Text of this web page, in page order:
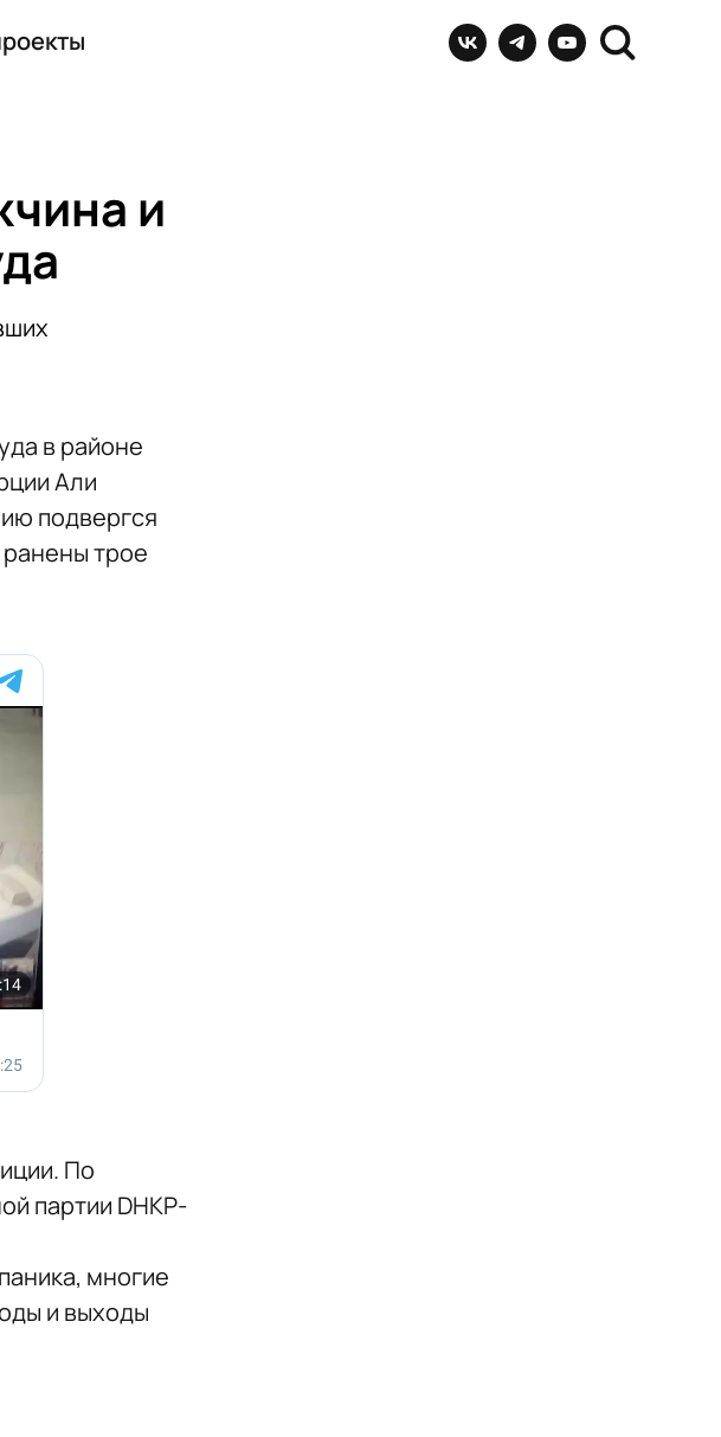
и
в районе
Али
подвергся
ранены трое
По
партии DHKP-
многие
и выходы